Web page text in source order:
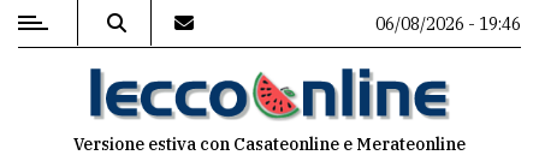
MENU
06/08/2026 - 19:46
Versione estiva con Casateonline e Merateonline